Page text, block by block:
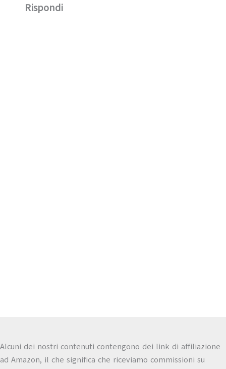
Rispondi
Alcuni dei nostri contenuti contengono dei link di affiliazione
ad Amazon, il che significa che riceviamo commissioni su